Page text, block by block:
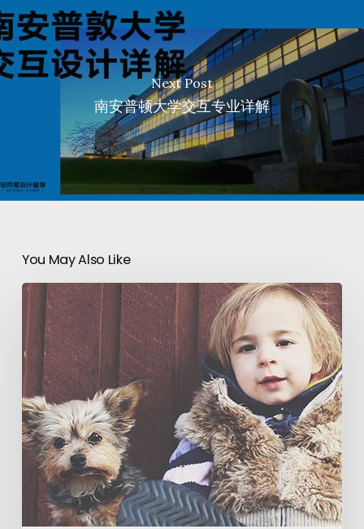
Next Post
南安普顿大学交互专业详解
You May Also Like